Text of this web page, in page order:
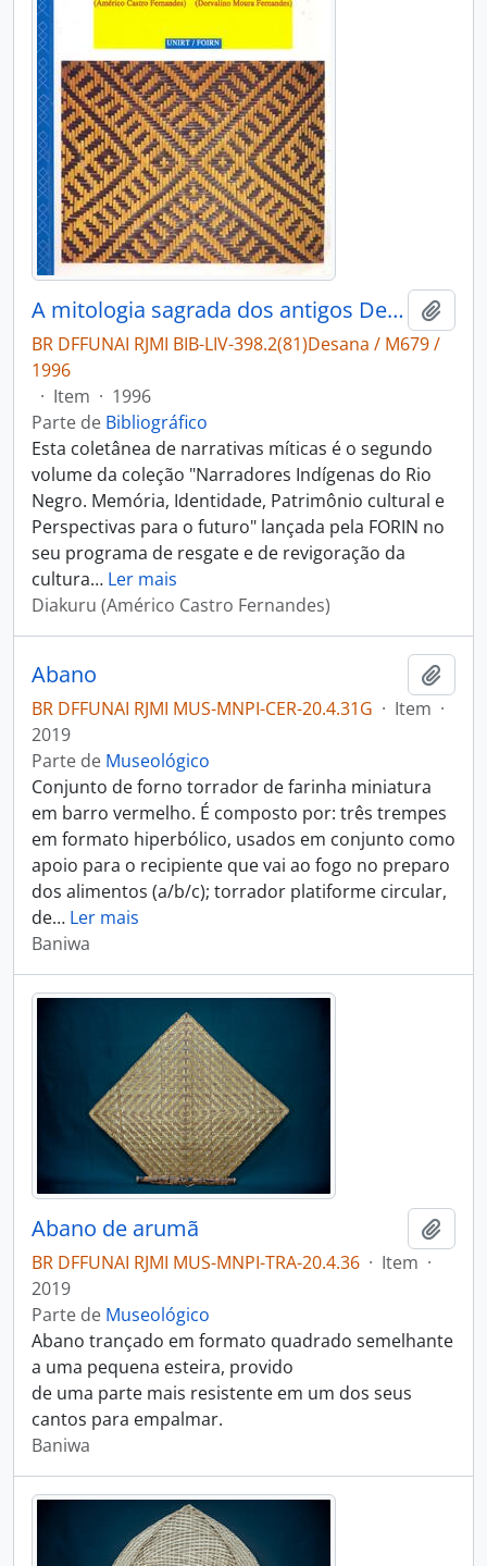
A mitologia sagrada dos antigos Desana do grupo Wari Dihputiro Põrã
BR DFFUNAI RJMI BIB-LIV-398.2(81)Desana / M679 /
1996
· Item · 1996
Parte de Bibliográfico
Esta coletânea de narrativas míticas é o segundo
volume da coleção "Narradores Indígenas do Rio
Negro. Memória, Identidade, Patrimônio cultural e
Perspectivas para o futuro" lançada pela FORIN no
seu programa de resgate e de revigoração da
cultura… Ler mais
Diakuru (Américo Castro Fernandes)
Abano
BR DFFUNAI RJMI MUS-MNPI-CER-20.4.31G · Item ·
2019
Parte de Museológico
Conjunto de forno torrador de farinha miniatura
em barro vermelho. É composto por: três trempes
em formato hiperbólico, usados em conjunto como
apoio para o recipiente que vai ao fogo no preparo
dos alimentos (a/b/c); torrador platiforme circular,
de… Ler mais
Baniwa
Abano de arumã
BR DFFUNAI RJMI MUS-MNPI-TRA-20.4.36 · Item ·
2019
Parte de Museológico
Abano trançado em formato quadrado semelhante
a uma pequena esteira, provido
de uma parte mais resistente em um dos seus
cantos para empalmar.
Baniwa